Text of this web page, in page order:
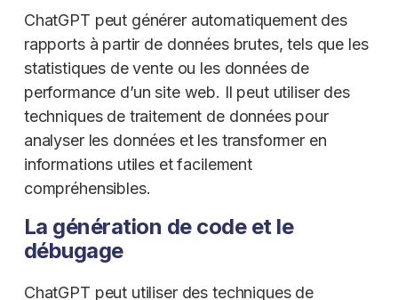
ChatGPT peut générer automatiquement des
rapports à partir de données brutes, tels que les
statistiques de vente ou les données de
performance d’un site web. Il peut utiliser des
techniques de traitement de données pour
analyser les données et les transformer en
informations utiles et facilement
compréhensibles.
La génération de code et le
débugage
ChatGPT peut utiliser des techniques de